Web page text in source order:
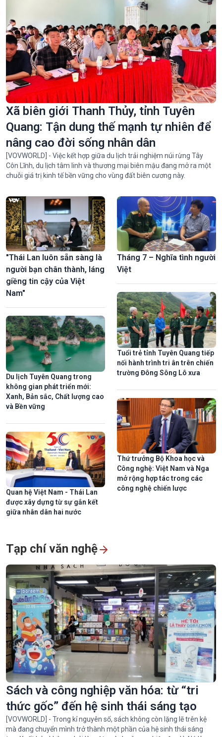
Mùa phất dụ núi khoe sắc rực rỡ trên vịnh Hạ Long
Xã biên giới Thanh Thủy, tỉnh Tuyên
Quang: Tận dung thế mạnh tự nhiên để
nâng cao đời sống nhân dân
[VOVWORLD] - Việc kết hợp giữa du lịch trải nghiệm núi rừng Tây
Côn Lĩnh, du lịch tâm linh và thương mại biên mậu đang mở ra một
chuỗi giá trị kinh tế bền vững cho vùng đất biên cương này.
"Thái Lan luôn sẵn sàng là
người bạn chân thành, láng
giềng tin cậy của Việt
Nam"
Du lịch Tuyên Quang trong
không gian phát triển mới:
Xanh, Bản sắc, Chất lượng cao
và Bền vững
Quan hệ Việt Nam - Thái Lan
được xây dựng từ sự gắn kết
giữa nhân dân hai nước
Tháng 7 – Nghĩa tình người
Việt
Tuổi trẻ tỉnh Tuyên Quang tiếp
nối hành trình tri ân trên chiến
trường Đông Sông Lô xưa
Thứ trưởng Bộ Khoa học và
Công nghệ: Việt Nam và Nga
mở rộng hợp tác trong các
công nghệ chiến lược
Tạp chí văn nghệ
Sách và công nghiệp văn hóa: từ “tri
thức gốc” đến hệ sinh thái sáng tạo
[VOVWORLD] - Trong kỉ nguyên số, sách không còn lặng lẽ trên kệ
mà đang chuyển mình trở thành một phần của hệ sinh thái sáng